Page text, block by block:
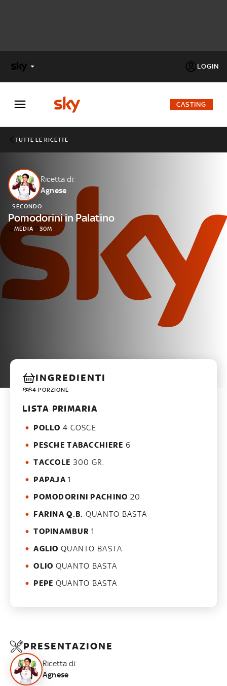
LOGIN
FACTOR
Cos’altro vedere:
PROGRAMMI SKY
Un mondo di offerte:
SKY.IT
NOW
CASTING
TUTTE LE RICETTE
Ricetta di:
Agnese
SECONDO
Pomodorini in Palatino
MEDIA 30M
INGREDIENTI
4 PORZIONE
LISTA PRIMARIA
POLLO 4 COSCE
PESCHE TABACCHIERE 6
TACCOLE 300 GR.
PAPAJA 1
POMODORINI PACHINO 20
FARINA Q.B. QUANTO BASTA
TOPINAMBUR 1
AGLIO QUANTO BASTA
OLIO QUANTO BASTA
PEPE QUANTO BASTA
PRESENTAZIONE
Ricetta di:
Agnese